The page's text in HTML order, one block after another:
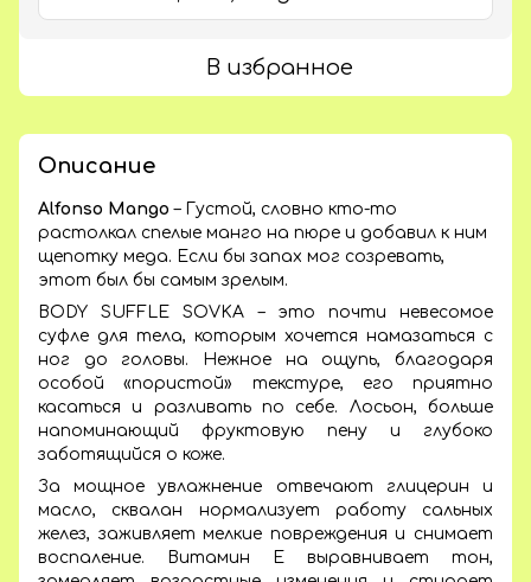
В избранное
Описание
Alfonso Mango– Густой, словно кто-то
растолкал спелые манго на пюре и добавил к ним
щепотку меда. Если бы запах мог созревать,
этот был бы самым зрелым.
BODY SUFFLE SOVKA – это почти невесомое
суфле для тела, которым хочется намазаться с
ног до головы. Нежное на ощупь, благодаря
особой «пористой» текстуре, его приятно
касаться и разливать по себе. Лосьон, больше
напоминающий фруктовую пену и глубоко
заботящийся о коже.
За мощное увлажнение отвечают глицерин и
масло, сквалан нормализует работу сальных
желез, заживляет мелкие повреждения и снимает
воспаление. Витамин Е выравнивает тон,